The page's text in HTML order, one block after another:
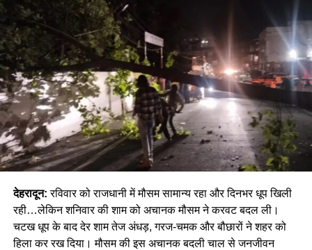
देहरादून:रविवार को राजधानी में मौसम सामान्य रहा और दिनभर धूप खिली
रही…लेकिन शनिवार की शाम को अचानक मौसम ने करवट बदल ली।
चटख धूप के बाद देर शाम तेज अंधड़, गरज-चमक और बौछारों ने शहर को
हिला कर रख दिया। मौसम की इस अचानक बदली चाल से जनजीवन